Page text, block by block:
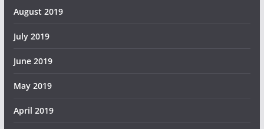
August 2019
July 2019
June 2019
May 2019
April 2019